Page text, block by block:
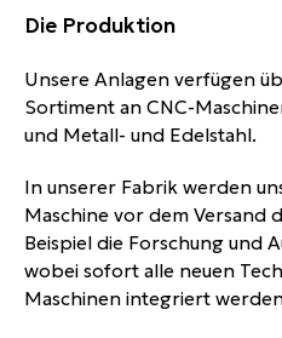
Die Produktion
Unsere Anlagen verfügen
Sortiment an CNC-
und Metall- und Edelstahl.
In unserer Fabrik werden
Maschine vor dem Versand
Beispiel die Forschung und
wobei sofort alle neuen
Maschinen integriert